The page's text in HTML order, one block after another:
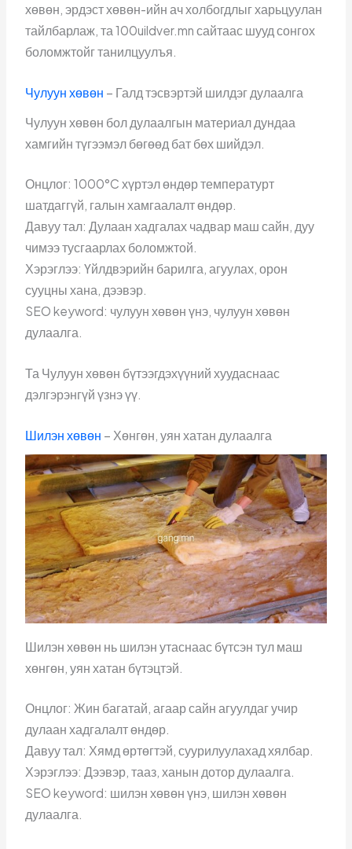
хөвөн, эрдэст хөвөн-ийн ач холбогдлыг харьцуулан
тайлбарлаж, та 100uildver.mn сайтаас шууд сонгох
боломжтойг танилцуулъя.
Чулуун хөвөн – Галд тэсвэртэй шилдэг дулаалга
Чулуун хөвөн бол дулаалгын материал дундаа
хамгийн түгээмэл бөгөөд бат бөх шийдэл.
Онцлог: 1000°C хүртэл өндөр температурт
шатдаггүй, галын хамгаалалт өндөр.
Давуу тал: Дулаан хадгалах чадвар маш сайн, дуу
чимээ тусгаарлах боломжтой.
Хэрэглээ: Үйлдвэрийн барилга, агуулах, орон
сууцны хана, дээвэр.
SEO keyword: чулуун хөвөн үнэ, чулуун хөвөн
дулаалга.
Та Чулуун хөвөн бүтээгдэхүүний хуудаснаас
дэлгэрэнгүй үзнэ үү.
Шилэн хөвөн – Хөнгөн, уян хатан дулаалга
Шилэн хөвөн нь шилэн утаснаас бүтсэн тул маш
хөнгөн, уян хатан бүтэцтэй.
Онцлог: Жин багатай, агаар сайн агуулдаг учир
дулаан хадгалалт өндөр.
Давуу тал: Хямд өртөгтэй, суурилуулахад хялбар.
Хэрэглээ: Дээвэр, тааз, ханын дотор дулаалга.
SEO keyword: шилэн хөвөн үнэ, шилэн хөвөн
дулаалга.